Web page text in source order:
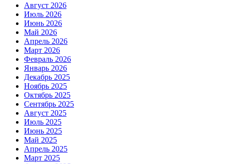
Август 2026
Июль 2026
Июнь 2026
Май 2026
Апрель 2026
Март 2026
Февраль 2026
Январь 2026
Декабрь 2025
Ноябрь 2025
Октябрь 2025
Сентябрь 2025
Август 2025
Июль 2025
Июнь 2025
Май 2025
Апрель 2025
Март 2025